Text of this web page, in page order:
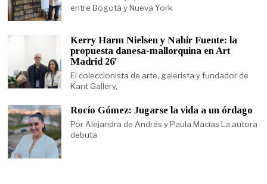
entre Bogotá y Nueva York
Kerry Harm Nielsen y Nahir Fuente: la
propuesta danesa-mallorquina en Art
Madrid 26′
El coleccionista de arte, galerista y fundador de
Kant Gallery,
Rocío Gómez: Jugarse la vida a un órdago
Por Alejandra de Andrés y Paula Macías La autora
debuta